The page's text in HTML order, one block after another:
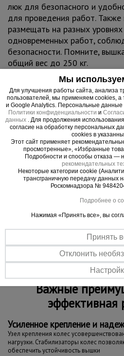
люк для безопасного и
для проведения работ.
размещать на разных
одновременных работ,
безопасности. Помните,
общий вес до 250 кг.
ВАЖНО:
при высоте вышки
рекомендуем использовать
стабилизаторовдля
устойчивости и
вышке работ.
Обращаем ваше внимание,
транспортировки вышка
визуальные потертости,
никак не влияет на ее
характеристики и не
измененным конструктивом
наращивания с вышками ВСП
произведенными до
Важные
эффективная
Усиленное крепление и
Узел крепления колес
нагрузки. Стабилизаторы колес
обеспечить устойчивость вышки
Мы
Для улучшения работы сайта, анализа
пользователей, мы применяем cookies, а
и Google Analytics. Персональные данные
Политики конфиденциальности и
данных . Для продолжения
согласие на обработку персональных
cookies в
Этот сайт применяет
просмотренные», «Избранные
Подробности и способы отказа —
рекомендательных
Некоторые категории cookie
трансграничную передачу данных
Роскомнадзора №
Подробнее о
Нажимая «Принять все», вы
Принять
Отклонить